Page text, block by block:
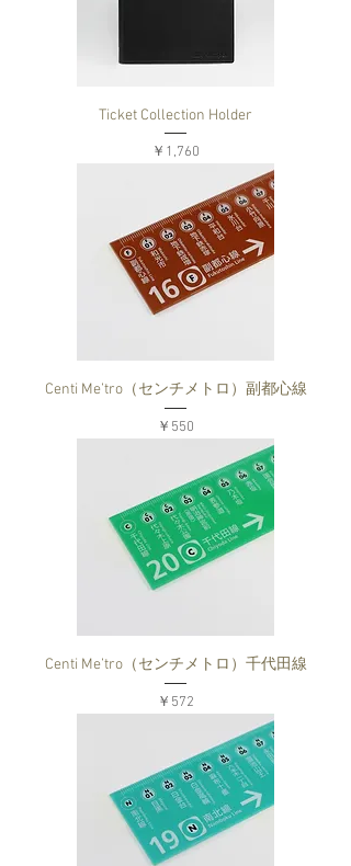
Ticket Collection Holder
価格
￥1,760
Centi Me’tro（センチメトロ）副都心線
価格
￥550
Centi Me’tro（センチメトロ）千代田線
価格
￥572